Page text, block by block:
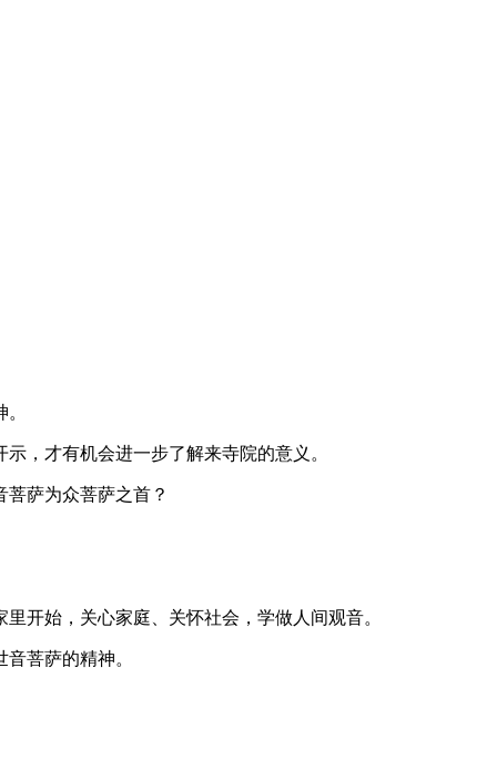
，才有机会进一步了解来寺院的意义。
萨为众菩萨之首？
开始，关心家庭、关怀社会，学做人间观音。
菩萨的精神。